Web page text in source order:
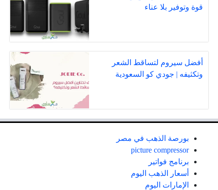
قوة وتوفير بلا عناء
أفضل سيروم لتساقط الشعر
وتكثيفه | جودي كو السعودية
بورصة الذهب في مصر
picture compressor
برنامج فواتير
أسعار الذهب اليوم
الإمارات اليوم